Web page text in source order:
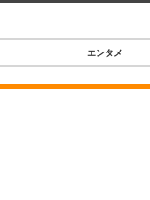
エンタメ